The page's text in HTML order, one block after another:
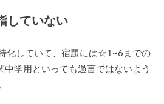
していない
化していて、宿題には☆1~6までの
中学用といっても過言ではないよう